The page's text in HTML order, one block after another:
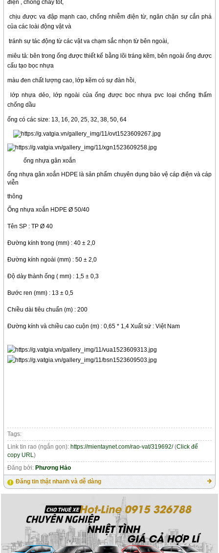
điện , chống cháy tốt,
chịu được va đập mạnh cao, chống nhiễm điện từ, ngăn chặn sự cắn phá
của các loài động vật và
tránh sự tác động từ các vật va chạm sắc nhọn từ bên ngoài,
miêu tả: bên trong ống được thiết kế bằng lõi tráng kẽm, bên ngoài ống được
cấu tạo bọc nhựa
màu đen chất lượng cao, lớp kẽm có sự đàn hồi,
lớp nhựa dẻo, lớp ngoài của ống được bọc nhựa pvc loại chống thấm
chống dầu
ống có các size: 13, 16, 20, 25, 32, 38, 50, 64
ống nhựa gân xoắn
ống nhựa gân xoắn HDPE là sản phẩm chuyên dụng bảo vệ cáp điện và cáp
viễn
thông
Ống nhựa xoắn HDPE Ø 50/40
Tên SP : TP Ø 40
Đường kính trong (mm) : 40 ± 2,0
Đường kính ngoài (mm) : 50 ± 2,0
Độ dày thành ống ( mm) : 1,5 ± 0,3
Bước ren (mm) : 13 ± 0,5
Chiều dài tiêu chuẩn (m) : 200
Đường kính và chiều cao cuộn (m) : 0,65 * 1,4 Xuất sứ : Việt Nam
Tags:
Link tin rao (ngắn gọn):https://mientaynet.com/rao-vat/319692/(Click để
copy URL)
Đăng bởi:Phương Hảo
Đăng tin thật nhanh và dễ dàng